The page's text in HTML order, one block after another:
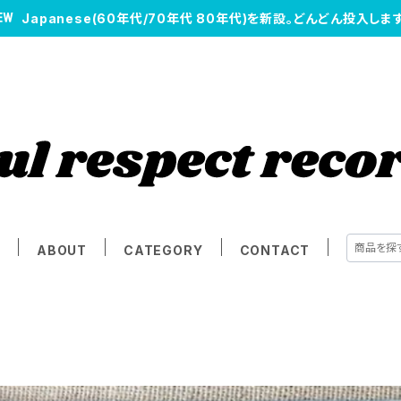
Japanese(60年代/70年代 80年代)を新設。どんどん投入します
ABOUT CATEGORY CONTACT